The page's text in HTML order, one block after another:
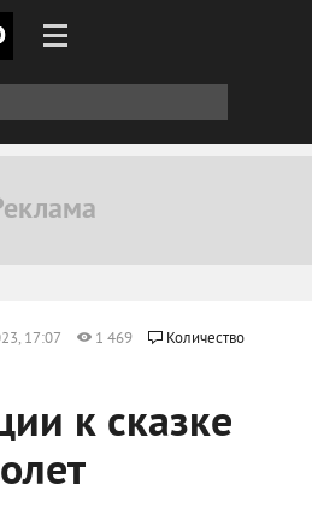
17:07 1 469
Количество
к сказке